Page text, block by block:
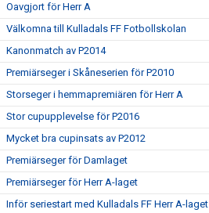
Oavgjort för Herr A
Välkomna till Kulladals FF Fotbollskolan
Kanonmatch av P2014
Premiärseger i Skåneserien för P2010
Storseger i hemmapremiären för Herr A
Stor cupupplevelse för P2016
Mycket bra cupinsats av P2012
Premiärseger för Damlaget
Premiärseger för Herr A-laget
Inför seriestart med Kulladals FF Herr A-laget